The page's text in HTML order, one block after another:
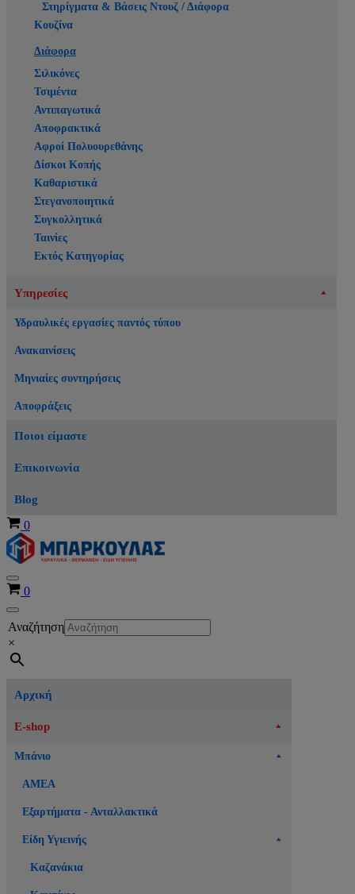
Στηρίγματα & Βάσεις Ντουζ / Διάφορα
Κουζίνα
Διάφορα
Σιλικόνες
Τσιμέντα
Αντιπαγωτικά
Αποφρακτικά
Αφροί Πολυουρεθάνης
Δίσκοι Κοπής
Καθαριστικά
Στεγανοποιητικά
Συγκολλητικά
Ταινίες
Εκτός Κατηγορίας
Υπηρεσίες
Υδραυλικές εργασίες παντός τύπου
Ανακαινίσεις
Μηνιαίες συντηρήσεις
Αποφράξεις
Ποιοι είμαστε
Επικοινωνία
Blog
Καλάθι
0
Μενού
πλοήγησης
Καλάθι
0
Μενού
πλοήγησης
Αναζήτηση
×
Αρχική
E-shop
Μπάνιο
ΑΜΕΑ
Εξαρτήματα - Ανταλλακτικά
Είδη Υγιεινής
Καζανάκια